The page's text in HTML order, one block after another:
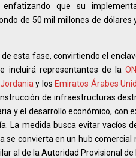
que su
de 50 mil millones de
esta fase, convirtiendo el
incluirá representantes de la
Jordania y los Emiratos Árabes
de infraestructuras
y el desarrollo económico, con
La medida busca evitar vacíos
se convierta en un hub comercial
al de la Autoridad Provisional de